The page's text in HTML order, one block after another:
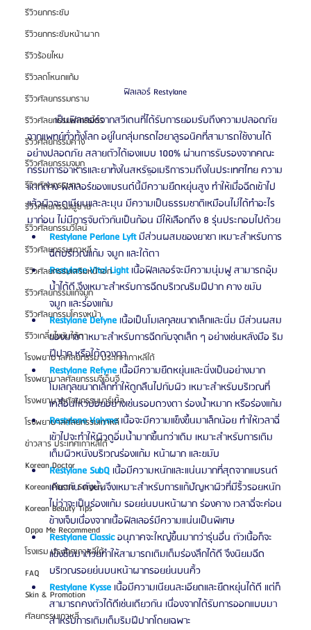
รีวิวยกกระชับ
รีวิวยกกระชับหน้าผาก
รีวิวร้อยไหม
รีวิวลดโหนกแก้ม
รีวิวศัลยกรรมกราม
รีวิวศัลยกรรมขากรรไกร
รีวิวศัลยกรรมคาง
รีวิวศัลยกรรมจมูก
รีวิวศัลยกรรมตา
รีวิวศัลยกรรมผู้ชาย
รีวิวศัลยกรรมวีไลน์
รีวิวศัลยกรรมเกาหลี
รีวิวศัลยกรรมเสริมหน้าอก
รีวิวศัลยกรรมแก้จมูก
รีวิวศัลยกรรมโครงหน้า
รีวิวเกลี่ยไขมันใต้ตา
โรงพยาบาลศัลยกรรม ประเทศเกาหลีใต้
โรงพยาบาลศัลยกรรมจีเอ็นจี
โรงพยาบาลศัลยกรรมมาร์เบิ้ล
โรงพยาบาลศัลยกรรมเกาหลี
ข่าวสาร ประเทศเกาหลีใต้
Korean Doctor
Korean Plastic Surgery
Korean Beauty Tips
Oppa Me Recommend
โรงแรม ประเทศเกาหลีใต้
FAQ
Skin & Promotion
ศัลยกรรมเกาหลี
ฟิลเลอร์ Restylane
	เป็นฟิลเลอร์จากสวีเดนที่ได้รับการยอมรับถึงความปลอดภัย
จากแพทย์ทั่วทั้งโลก อยู่ในกลุ่มกรดไฮยาลูรอนิคที่สามารถใช้งานได้
อย่างปลอดภัย สลายตัวได้เองแบบ 100% ผ่านการรับรองจากคณะ
กรรมการอาหารและยาทั้งในสหรัฐอเมริการวมถึงในประเทศไทย ความ
แตกต่าง ฟิลเลอร์ของแบรนด์นี้มีความยืดหยุ่นสูง ทำให้เมื่อฉีดเข้าไป
แล้วผิวจะดูเนียนและละมุน มีความเป็นธรรมชาติเหมือนไม่ได้ทำอะไร
มาก่อน ไม่มีการจับตัวกันเป็นก้อน มีให้เลือกถึง 8 รุ่นประกอบไปด้วย
Restylane Perlane Lyft มีส่วนผสมของยาชา เหมาะสำหรับการ
ฉีดบริเวณแก้ม จมูก และใต้ตา
Restylane Vital Light เนื้อฟิลเลอร์จะมีความนุ่มฟู สามารถอุ้ม
น้ำได้ดี จึงเหมาะสำหรับการฉีดบริเวณริมฝีปาก คาง ขมับ
จมูก และร่องแก้ม
Restylane Defyne เนื้อเป็นโมเลกุลขนาดเล็กและนิ่ม มีส่วนผสม
ของยาชา เหมาะสำหรับการฉีดกับจุดเล็ก ๆ อย่างเช่นหลังมือ ริม
ฝีปาก หรือใต้ดวงตา
Restylane Refyne เนื้อมีความยืดหยุ่นและนิ่งเป็นอย่างมาก
โมเลกุลขนาดเล็กทำให้ดูกลืนไปกับผิว เหมาะสำหรับบริเวณที่
เคลื่อนไหวบ่อยอย่างเช่นรอบดวงตา ร่องน้ำหมาก หรือร่องแก้ม
Restylane Volyme เนื้อจะมีความแข็งขึ้นมาเล็กน้อย ทำให้เวลาฉี่
เข้าไปจะทำให้ผิวดูอิ่มน้ำมากขึ้นกว่าเดิม เหมาะสำหรับการเติม
เต็มผิวหนังบริเวณร่องแก้ม หน้าผาก และขมับ
Restylane SubQ เนื้อมีความหนักและแน่นมากที่สุดจากแบรนด์
เดียวกัน ดังนั้นจึงเหมาะสำหรับการแก้ปัญหาผิวที่มีริ้วรอยหนัก
ไม่ว่าจะเป็นร่องแก้ม รอยย่นบนหน้าผาก ร่องคาง เวลาฉี่จะค่อน
ข้างเจ็บเนื่องจากเนื้อฟิลเลอร์มีความแน่นเป็นพิเศษ
Restylane Classic อนุภาคจะใหญ่ขึ้นมากว่ารุ่นอื่น ตัวเนื้อก็จะ
แข็งขึ้นมาด้วยทำให้สามารถเติมเต็มร่องลึกได้ดี จึงนิยมฉีด
บริเวณรอยย่นบนหน้าผากรอยย่นบนคิ้ว
Restylane Kysse เนื้อมีความเนียนละเอียดและยืดหยุ่นได้ดี แต่ก็
สามารถคงตัวได้ดีเช่นเดียวกัน เนื่องจากได้รับการออกแบบมา
สำหรับการเติมเต็มริมฝีปากโดยเฉพาะ